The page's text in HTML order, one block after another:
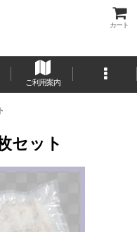
カート
ご利用案内
セット